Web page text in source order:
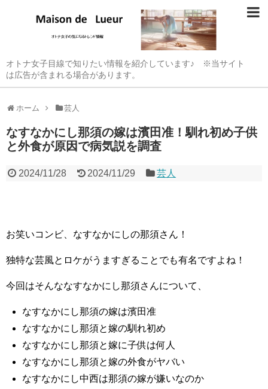
オトナ女子目線で知りたい情報を紹介しています♪ ※当サイト
は広告が含まれる場合があります。
ホーム 芸人
なすなかにし那須の嫁は濱田准！馴れ初め子供
と外食が原因で病気説を調査
2024/11/28 2024/11/29 芸人
お笑いコンビ、なすなかにしの那須さん！
独特な芸風とロケがうますぎることでも有名ですよね！
今回はそんななすなかにし那須さんについて、
なすなかにし那須の嫁は濱田准
なすなかにし那須と嫁の馴れ初め
なすなかにし那須と嫁に子供は何人
なすなかにし那須と嫁の外食がヤバい
なすなかにし中西は那須の嫁が嫌いなのか